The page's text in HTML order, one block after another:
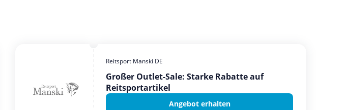
Reitsport Manski DE
Großer Outlet-Sale: Starke Rabatte auf
Reitsportartikel
Angebot erhalten